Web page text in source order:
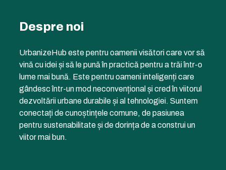
Despre noi
UrbanizeHub este pentru oamenii visători care vor să
vină cu idei și să le pună în practică pentru a trăi într-o
lume mai bună. Este pentru oameni inteligenți care
gândesc într-un mod neconvențional și cred în viitorul
dezvoltării urbane durabile și al tehnologiei. Suntem
conectați de cunoștințele comune, de pasiunea
pentru sustenabilitate și de dorința de a construi un
viitor mai bun.